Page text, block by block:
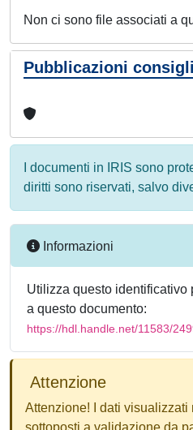
Non ci sono file associati a
Pubblicazioni
I documenti in IRIS sono
diritti sono riservati, salvo
Informazioni
Utilizza questo identificativo
a questo documento:
https://hdl.handle.net/11583/
Attenzione
Attenzione! I dati visualizzati
sottoposti a validazione da